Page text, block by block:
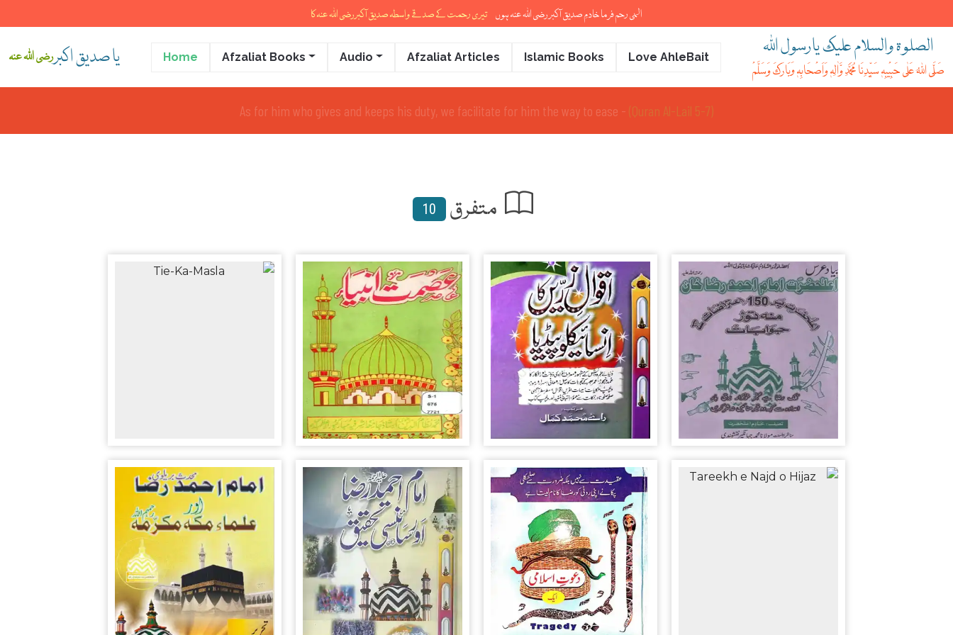
الہی رحم فرما خادمِ صدیق آکبر رضی اللہ عنہ ہوں تیری رحمت کے صدقے واسطہ صدیق آکبررضی اللہ عنہ کا
رضی اللہ عنہیا صدیق اکبر Home Afzaliat Books Audio Afzaliat Articles Islamic Books Love AhleBait الصلوۃ والسلام علیک یارسول اللہ
صَلَّی اللہُ عَلٰی حَبِیْبِہٖ سَیِّدِنَا مُحَمَّدِ وَّاٰلِہٖ وَاَصْحَابِہٖ وَبَارَکَ وَسَلَّمْ
And for him who fears to stand before his Lord there are two gardens -(Quran Al-Ahqaf 15-16)
10